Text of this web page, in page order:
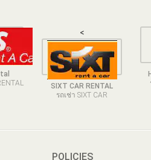
<
SIXT CAR RENTAL
รถเช่า SIXT CAR
POLICIES